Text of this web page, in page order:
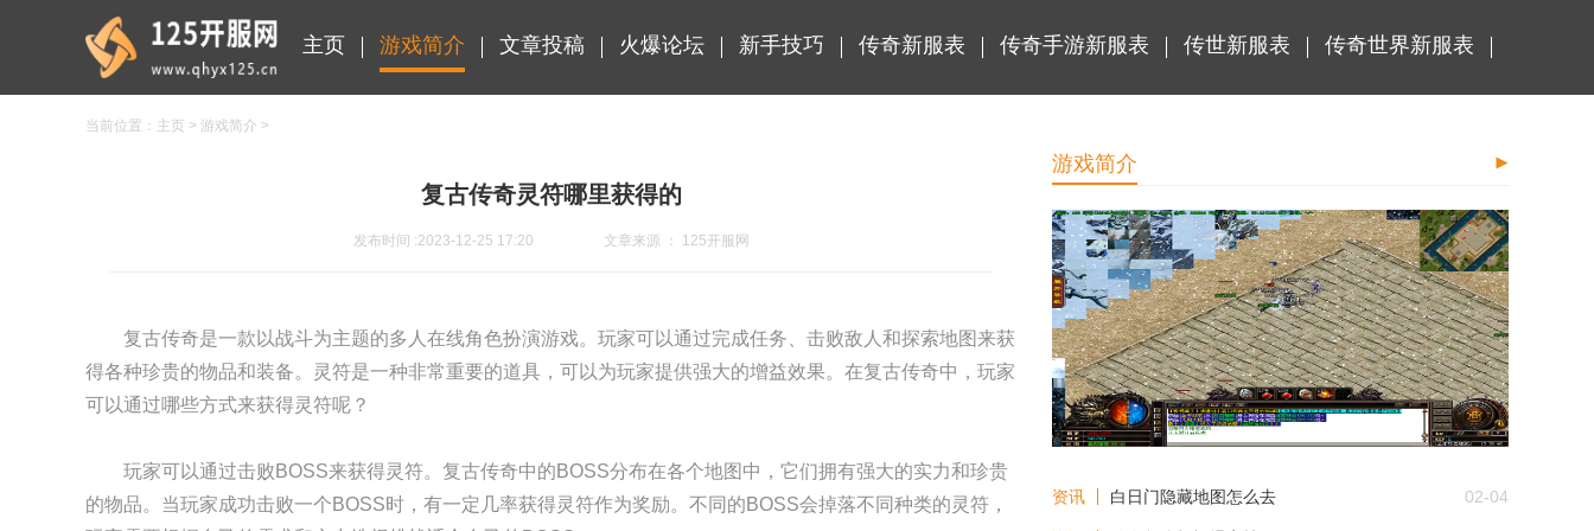
主页 游戏简介 文章投稿 火爆论坛 新手技巧 传奇新服表 传奇手游新服表 传世新服表 传奇世界新服表
当前位置： 主页 > 游戏简介 >
复古传奇灵符哪里获得的
发布时间 :2023-12-25 17:20 文章来源 ： 125开服网
复古传奇是一款以战斗为主题的多人在线角色扮演游戏。玩家可以通过完成任务、击败敌人和探索地图来获
得各种珍贵的物品和装备。灵符是一种非常重要的道具，可以为玩家提供强大的增益效果。在复古传奇中，玩家
可以通过哪些方式来获得灵符呢？
玩家可以通过击败BOSS来获得灵符。复古传奇中的BOSS分布在各个地图中，它们拥有强大的实力和珍贵
的物品。当玩家成功击败一个BOSS时，有一定几率获得灵符作为奖励。不同的BOSS会掉落不同种类的灵符，
游戏简介
资讯 白日门隐藏地图怎么去 02-04